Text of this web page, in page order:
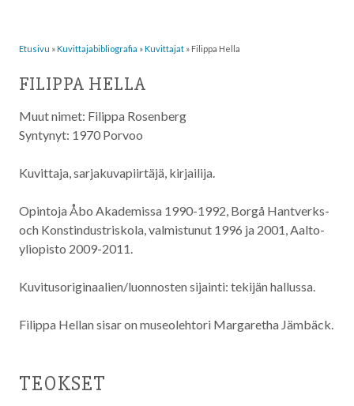
Etusivu »Kuvittaja­bibliografia »Kuvittajat » Filippa Hella
FILIPPA HELLA
Muut nimet: Filippa Rosenberg
Syntynyt: 1970 Porvoo
Kuvittaja, sarjakuvapiirtäjä, kirjailija.
Opintoja Åbo Akademissa 1990-1992, Borgå Hantverks-
och Konstindustriskola, valmistunut 1996 ja 2001, Aalto-
yliopisto 2009-2011.
Kuvitusoriginaalien/luonnosten sijainti: tekijän hallussa.
Filippa Hellan sisar on museolehtori Margaretha Jämbäck.
TEOKSET